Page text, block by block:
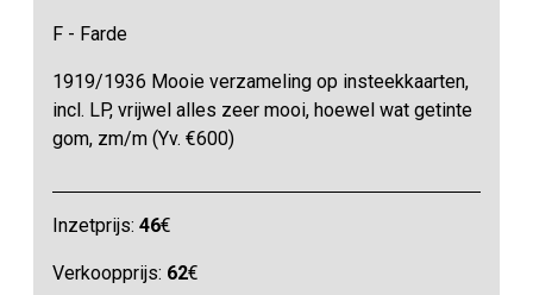
F - Farde
1919/1936 Mooie verzameling op insteekkaarten,
incl. LP, vrijwel alles zeer mooi, hoewel wat getinte
gom, zm/m (Yv. €600)
Inzetprijs:46€
Verkoopprijs: 62€